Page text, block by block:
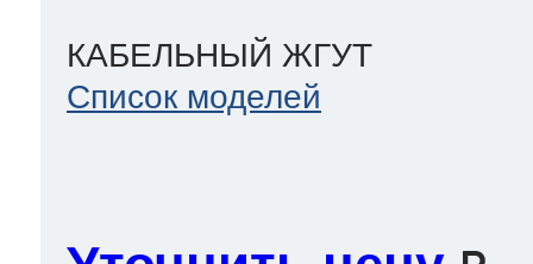
КАБЕЛЬНЫЙ ЖГУТ
Список моделей